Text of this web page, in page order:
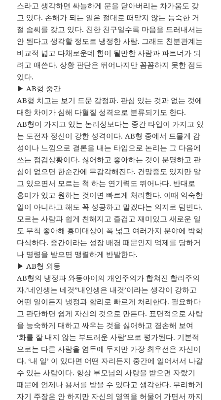
스라고 생각하면 싸늘하게 문을 닫아버리는 차가움도 갖
고 있다. 손해가 되는 일은 절대로 떠맡지 않는 능숙한 거
절 솜씨를 갖고 있다. 친한 친구일수록 마음을 드러내서는
안 된다고 생각할 정도로 냉정한 사람. 그래도 친분관계는
비교적 넓고 다채로운데 힘이 될만한 사람과 파트너가 되
려고 애쓴다. 상황 판단은 뛰어나지만 꼼꼼하지 못한 점도
있다.
▶ AB형 중간
AB형 치고는 보기 드문 감정파. 관심 있는 것과 없는 것에
대한 차이가 심해 다혈질 성격으로 분류되기도 한다.
AB형이 가지고 있는 논리성보다는 중간 타입이 가지고 있
는 도전자 정신이 강한 성격이다. AB형 중에서 드물게 감
성이나 느낌으로 결론을 내는 타입으로 논리는 그 다음에
쓰는 점검상황이다. 싫어하고 좋아하는 것이 분명하고 관
심이 없으면 한순간에 무감각해진다. 건망증도 있지만 알
고 있으면서 모르는 척 하는 연기력도 뛰어나다. 반대로
흥미가 있고 원하는 것이면 빠르게 처리한다. 이때 익숙한
일이 아니라고 해도 꼭 성공하고 말겠다는 의지로 덤빈다.
모르는 사람과 쉽게 친해지고 즐겁고 재미있고 새로운 일
도 무척 좋아해 흥미대상이 폭 넓고 여러가지 분야에 박학
다식하다. 중간이라는 성장 배경 때문인지 억제를 당하거
나 명령을 받으면 맹렬하게 반발한다.
▶ AB형 외동
AB형의 냉정과 와동아이의 개인주의가 합쳐진 합리주의
자.’네인생는 네것”내인생은 내것’이라는 생각이 강하고
어떤 일이든지 냉정과 합리로 빠르게 처리한다. 필요하다
고 판단하면 쉽게 자신의 것으로 만든다. 표면적으로 사람
을 능숙하게 대하고 싸우는 것을 싫어하고 겸손해 보여
‘화를 잘 내지 않는 부드러운 사람’으로 평가된다. 기본적
으로는 다른 사람을 염두에 두지만 가장 최우선은 자신이
다. ‘내 일’ 이 있다면 어떤 자리든지 중간에 일어서서 나갈
수 있는 사람이다. 항상 부모님의 사랑을 받으면 자랐기
때문에 언제나 용서를 받을 수 있다고 생각한다. 무리하게
자기 주장은 안 하지만 자신의 영역을 허물어 가면서 까지